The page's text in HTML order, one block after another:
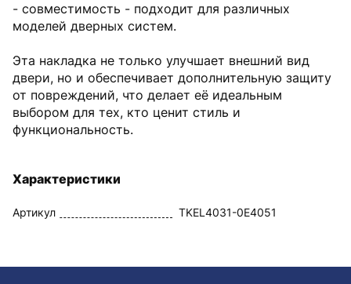
- совместимость - подходит для различных
моделей дверных систем.
Эта накладка не только улучшает внешний вид
двери, но и обеспечивает дополнительную защиту
от повреждений, что делает её идеальным
выбором для тех, кто ценит стиль и
функциональность.
Характеристики
Артикул TKEL4031-0E4051